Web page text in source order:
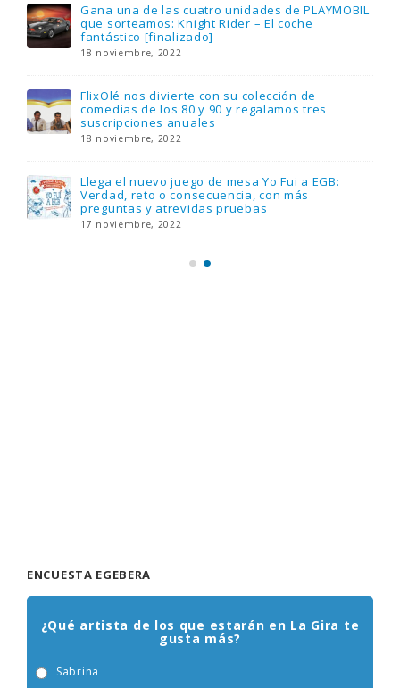
Gana una de las cuatro unidades de PLAYMOBIL
que sorteamos: Knight Rider – El coche
fantástico [finalizado]
18 noviembre, 2022
FlixOlé nos divierte con su colección de
comedias de los 80 y 90 y regalamos tres
suscripciones anuales
18 noviembre, 2022
Llega el nuevo juego de mesa Yo Fui a EGB:
Verdad, reto o consecuencia, con más
preguntas y atrevidas pruebas
17 noviembre, 2022
ENCUESTA EGEBERA
¿Qué artista de los que estarán en La Gira te
gusta más?
Sabrina